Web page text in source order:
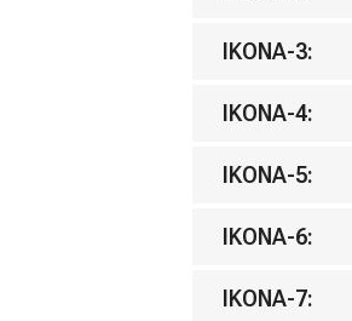
IKONA-3:
IKONA-4:
IKONA-5:
IKONA-6:
IKONA-7: